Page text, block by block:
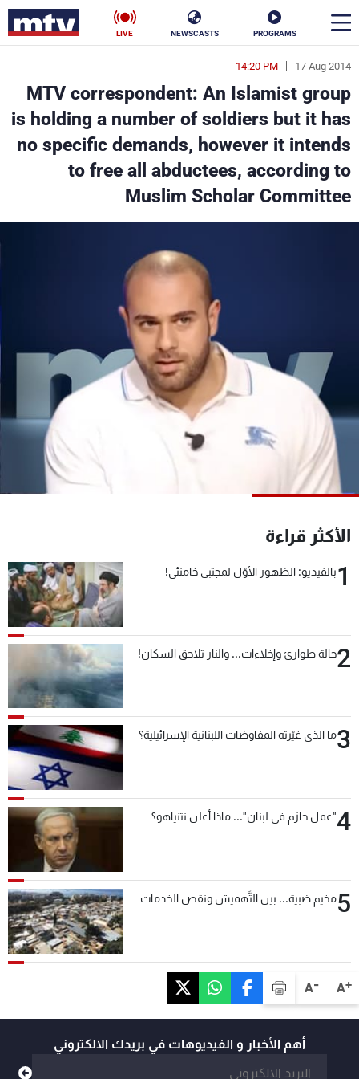
PROGRAMS
NEWSCASTS
LIVE
A+
A-
17 Aug 2014
14:20 PM
MTV correspondent: An Islamist group
is holding a number of soldiers but it has
no specific demands, however it intends
to free all abductees, according to
Muslim Scholar Committee
الأكثر قراءة
1بالفيديو: الظهور الأوّل لمجتبى خامنئي!
2حالة طوارئ وإخلاءات... والنار تلاحق السكان!
3ما الذي غيّرته المفاوضات اللبنانية الإسرائيلية؟
4"عمل حازم في لبنان"... ماذا أعلن نتنياهو؟
5مخيم ضبية... بين التَّهميش ونقص الخدمات
أهم الأخبار و الفيديوهات في بريدك الالكتروني
en
الأخبار
سياسة ناس
إقتصاد فن
منوعات رياضة
جدول البرامج
شاهد البرامج
الترددات
عن MTV
الإنـتـاج
لاعلاناتكم
وظائف